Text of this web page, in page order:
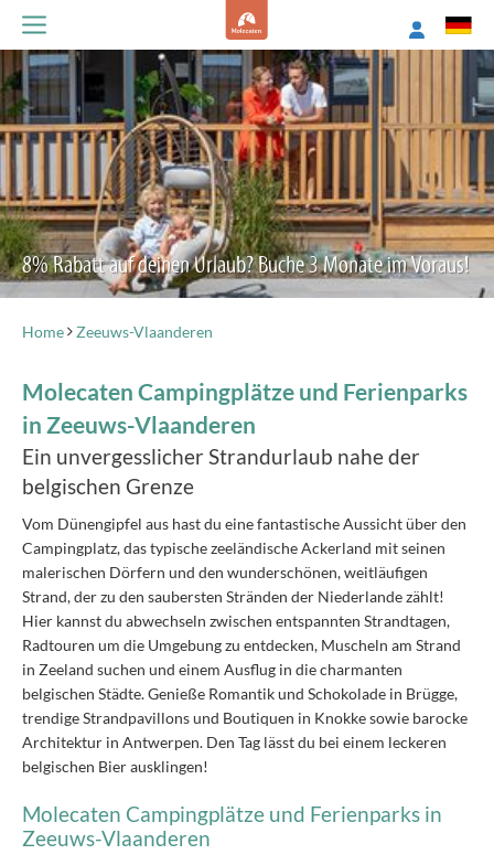
8% Rabatt auf deinen Urlaub? Buche 3 Monate im Voraus!
Home Zeeuws-Vlaanderen
Molecaten Campingplätze und Ferienparks
in Zeeuws-Vlaanderen
Ein unvergesslicher Strandurlaub nahe der
belgischen Grenze
Vom Dünengipfel aus hast du eine fantastische Aussicht über den
Campingplatz, das typische zeeländische Ackerland mit seinen
malerischen Dörfern und den wunderschönen, weitläufigen
Strand, der zu den saubersten Stränden der Niederlande zählt!
Hier kannst du abwechseln zwischen entspannten Strandtagen,
Radtouren um die Umgebung zu entdecken, Muscheln am Strand
in Zeeland suchen und einem Ausflug in die charmanten
belgischen Städte. Genieße Romantik und Schokolade in Brügge,
trendige Strandpavillons und Boutiquen in Knokke sowie barocke
Architektur in Antwerpen. Den Tag lässt du bei einem leckeren
belgischen Bier ausklingen!
Molecaten Campingplätze und Ferienparks in
Zeeuws-Vlaanderen